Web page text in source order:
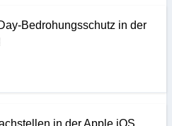
Bedrohungsschutz in der
in der Apple iOS